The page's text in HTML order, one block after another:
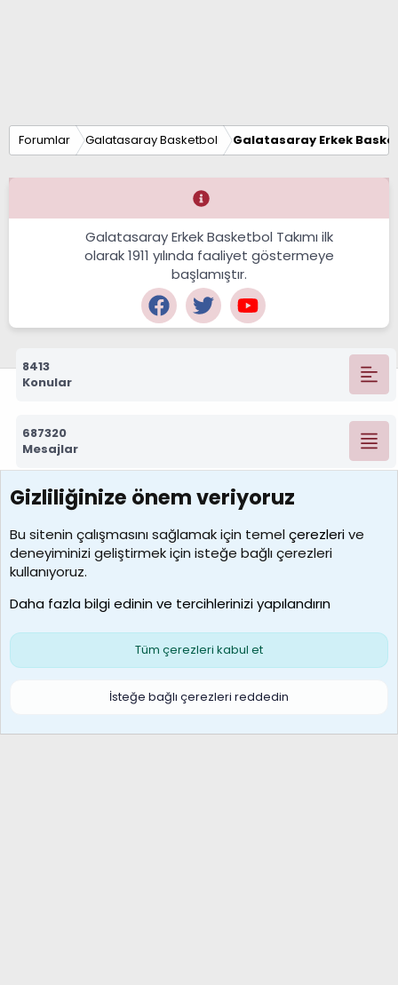
Forumlar Galatasaray Basketbol Galatasaray Erkek
Galatasaray Erkek Basketbol Takımı ilk
olarak 1911 yılında faaliyet göstermeye
başlamıştır.
8413
Konular
687320
Mesajlar
7390
Kullanıcılar
MosesBrownHayranı
Son üye
Çerezler
S
Gizliliğinize önem veriyoruz
Bu sitenin çalışmasını sağlamak için temelçerezlerive
deneyiminizi geliştirmek için isteğe bağlı çerezleri
kullanıyoruz.
Daha fazla bilgi edinin ve tercihlerinizi yapılandırın
Tüm çerezleri kabul et
İsteğe bağlı çerezleri reddedin